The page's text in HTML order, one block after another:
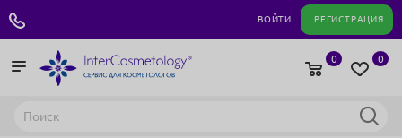
ВОЙТИ РЕГИСТРАЦИЯ
0
0